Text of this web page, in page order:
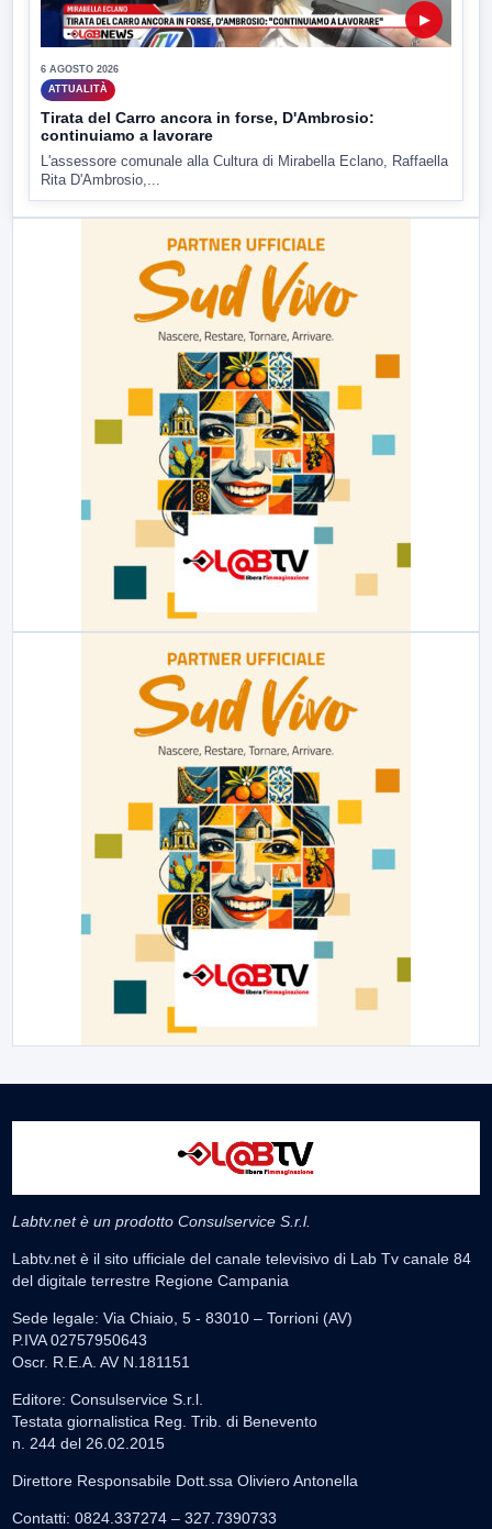
▶
6 AGOSTO 2026
ATTUALITÀ
Tirata del Carro ancora in forse, D'Ambrosio:
continuiamo a lavorare
L'assessore comunale alla Cultura di Mirabella Eclano, Raffaella
Rita D'Ambrosio,...
Labtv.net è un prodotto Consulservice S.r.l.
Labtv.net è il sito ufficiale del canale televisivo di Lab Tv canale 84
del digitale terrestre Regione Campania
Sede legale: Via Chiaio, 5 - 83010 – Torrioni (AV)
P.IVA 02757950643
Oscr. R.E.A. AV N.181151
Editore: Consulservice S.r.l.
Testata giornalistica Reg. Trib. di Benevento
n. 244 del 26.02.2015
Direttore Responsabile Dott.ssa Oliviero Antonella
Contatti: 0824.337274 – 327.7390733